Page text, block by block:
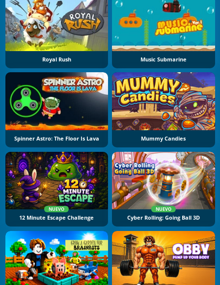
Royal Rush Music Submarine
Spinner Astro: The Floor Is Lava Mummy Candies
NUEVO
12 Minute Escape Challenge
NUEVO
Cyber Rolling: Going Ball 3D